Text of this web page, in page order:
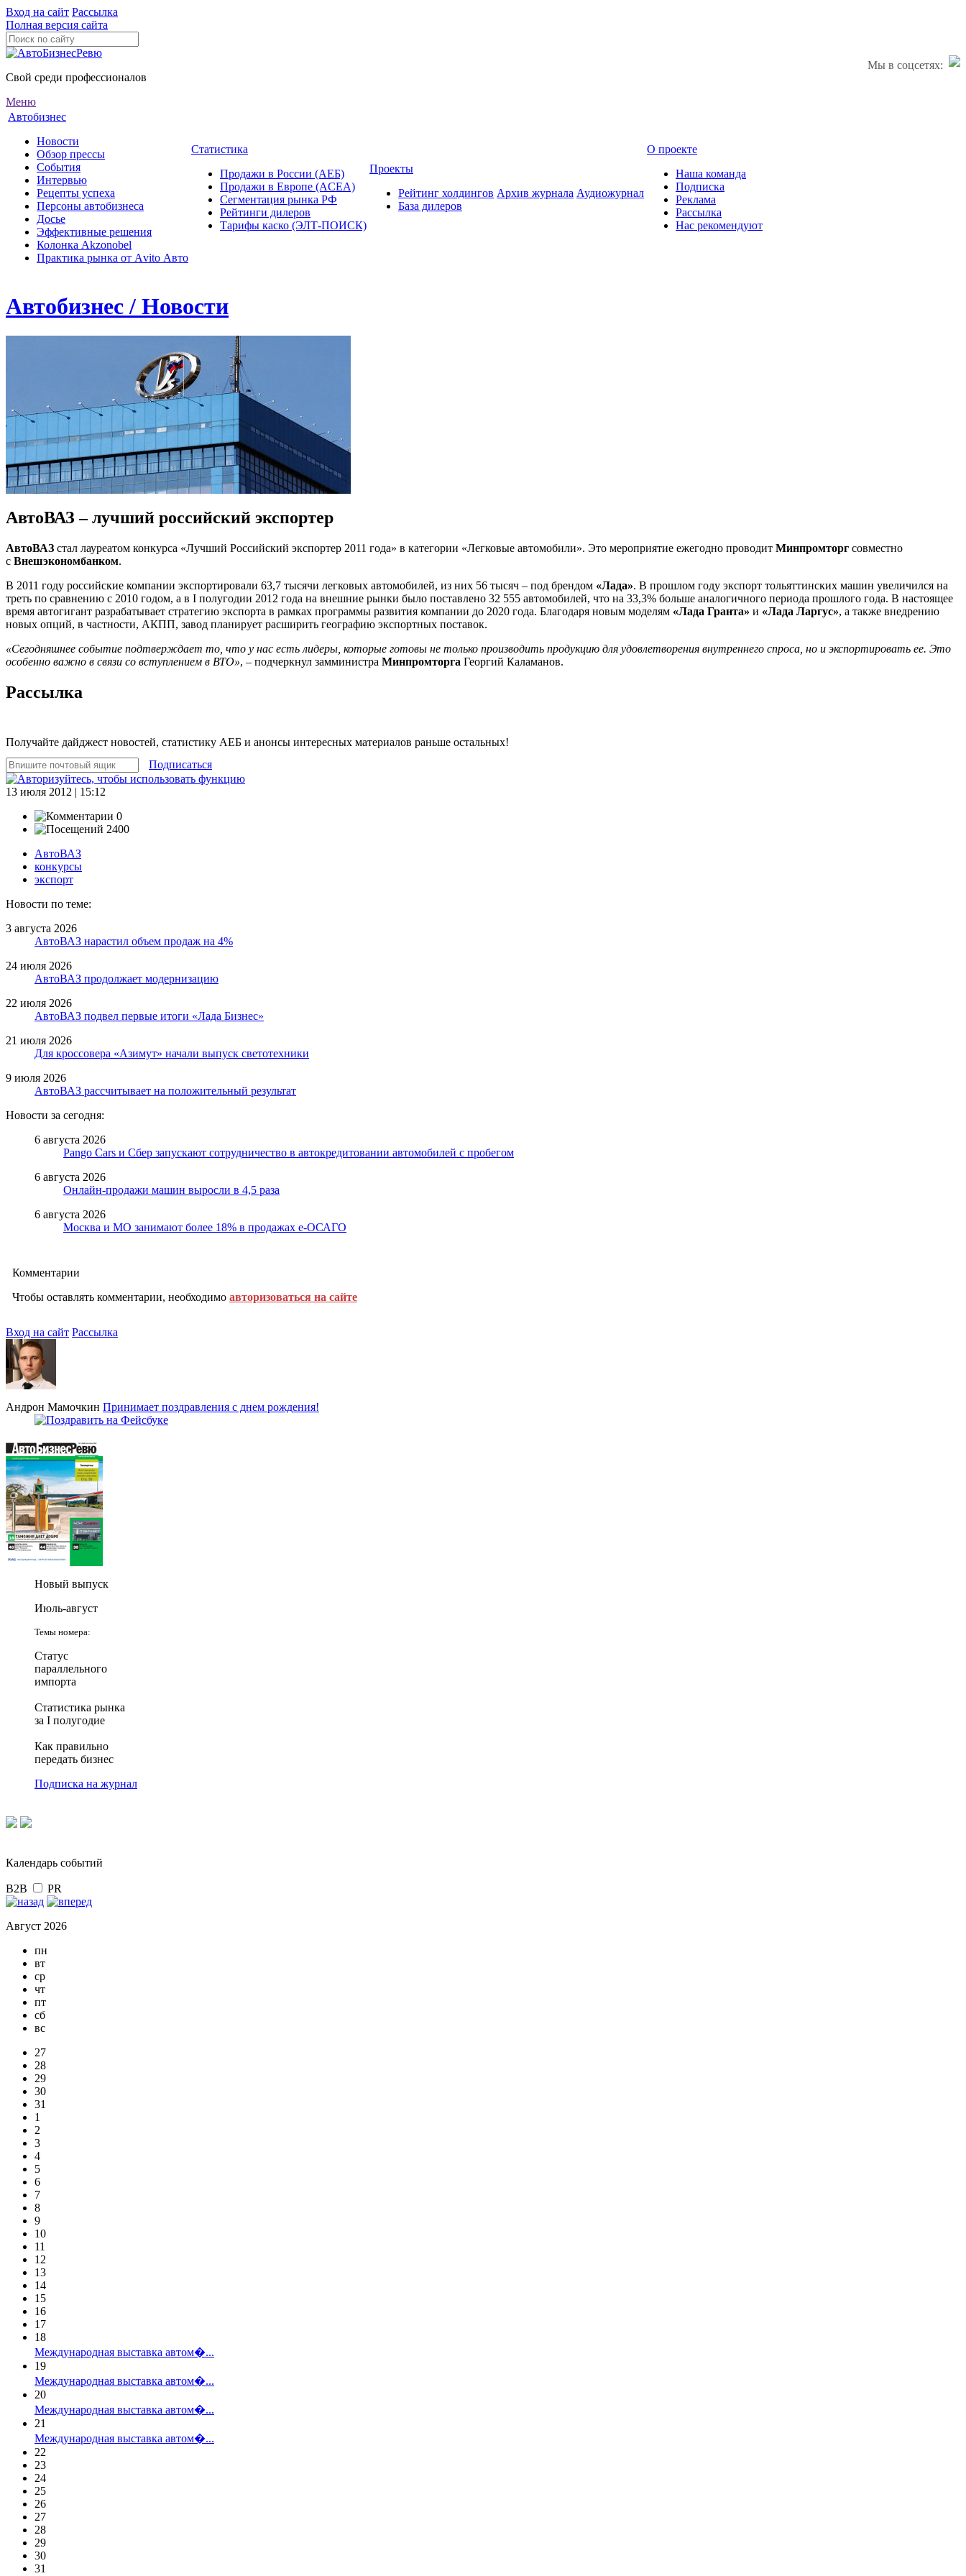
Вход на сайт Рассылка
Полная версия сайта
Мы в соцсетях:
Свой среди профессионалов
Меню
Автобизнес
Новости
Обзор прессы
События
Интервью
Рецепты успеха
Персоны автобизнеса
Досье
Эффективные решения
Колонка Akzonobel
Практика рынка от Аvito Авто
Статистика
Продажи в России (АЕБ)
Продажи в Европе (ACEA)
Сегментация рынка РФ
Рейтинги дилеров
Тарифы каско (ЭЛТ-ПОИСК)
Проекты
Рейтинг холдингов
База дилеров
Архив журнала Аудиожурнал
О проекте
Наша команда
Подписка
Реклама
Рассылка
Нас рекомендуют
Автобизнес / Новости
АвтоВАЗ – лучший российский экспортер
АвтоВАЗ стал лауреатом конкурса «Лучший Российский экспортер 2011 года» в категории «Легковые автомобили». Это мероприятие ежегодно проводит Минпромторг совместно
с Внешэкономбанком.
В 2011 году российские компании экспортировали 63,7 тысячи легковых автомобилей, из них 56 тысяч – под брендом «Лада». В прошлом году экспорт тольяттинских машин увеличился на
треть по сравнению с 2010 годом, а в I полугодии 2012 года на внешние рынки было поставлено 32 555 автомобилей, что на 33,3% больше аналогичного периода прошлого года. В настоящее
время автогигант разрабатывает стратегию экспорта в рамках программы развития компании до 2020 года. Благодаря новым моделям «Лада Гранта» и «Лада Ларгус», а также внедрению
новых опций, в частности, АКПП, завод планирует расширить географию экспортных поставок.
«Сегодняшнее событие подтверждает то, что у нас есть лидеры, которые готовы не только производить продукцию для удовлетворения внутреннего спроса, но и экспортировать ее. Это
особенно важно в связи со вступлением в ВТО», – подчеркнул замминистра Минпромторга Георгий Каламанов.
Рассылка
Получайте дайджест новостей, статистику АЕБ и анонсы интересных материалов раньше остальных!
Подписаться
13 июля 2012 | 15:12
0
2400
АвтоВАЗ
конкурсы
экспорт
Новости по теме:
3 августа 2026
АвтоВАЗ нарастил объем продаж на 4%
24 июля 2026
АвтоВАЗ продолжает модернизацию
22 июля 2026
АвтоВАЗ подвел первые итоги «Лада Бизнес»
21 июля 2026
Для кроссовера «Азимут» начали выпуск светотехники
9 июля 2026
АвтоВАЗ рассчитывает на положительный результат
Новости за сегодня:
6 августа 2026
Pango Cars и Сбер запускают сотрудничество в автокредитовании автомобилей с пробегом
6 августа 2026
Онлайн-продажи машин выросли в 4,5 раза
6 августа 2026
Москва и МО занимают более 18% в продажах е-ОСАГО
Комментарии
Чтобы оставлять комментарии, необходимо авторизоваться на сайте
Вход на сайт Рассылка
Андрон Мамочкин Принимает поздравления с днем рождения!
Новый выпуск
Июль-август
Темы номера:
Статус
параллельного
импорта
Статистика рынка
за I полугодие
Как правильно
передать бизнес
Подписка на журнал
Календарь событий
B2B PR
Август 2026
пн
вт
ср
чт
пт
сб
вс
27
28
29
30
31
1
2
3
4
5
6
7
8
9
10
11
12
13
14
15
16
17
18
Международная выставка автом�...
19
Международная выставка автом�...
20
Международная выставка автом�...
21
Международная выставка автом�...
22
23
24
25
26
27
28
29
30
31